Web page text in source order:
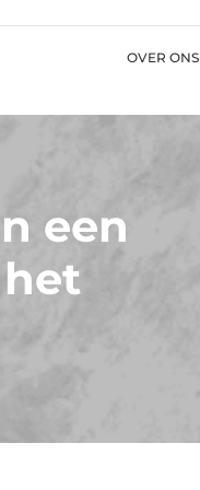
OVER ONS
een